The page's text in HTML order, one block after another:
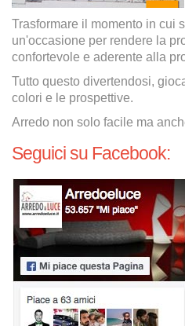
Trasformare il momento in cui
un'occasione per rendere la
confortevole e aderente alla
Tutto questo divertendosi,
colori e le prospettive.
Arredo non solo facile ma
Seguici su Facebook: